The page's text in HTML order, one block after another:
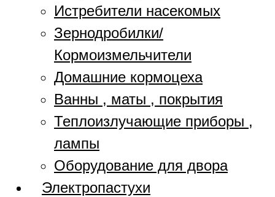
Истребители насекомых
Зернодробилки/
Кормоизмельчители
Домашние кормоцеха
Ванны , маты , покрытия
Теплоизлучающие приборы ,
лампы
Оборудование для двора
Электропастухи